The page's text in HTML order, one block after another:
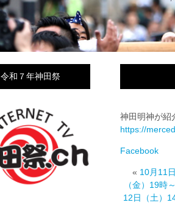
神田明神が紹
https://
Facebook
« 10月11日
（金）19時～
12日（土）
令和７年神田祭